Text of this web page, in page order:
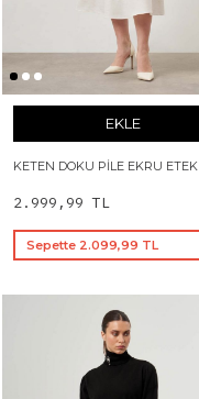
EKLE
KETEN DOKU PILE EKRU ETEK
2.999,99 TL
Sepette 2.099,99 TL